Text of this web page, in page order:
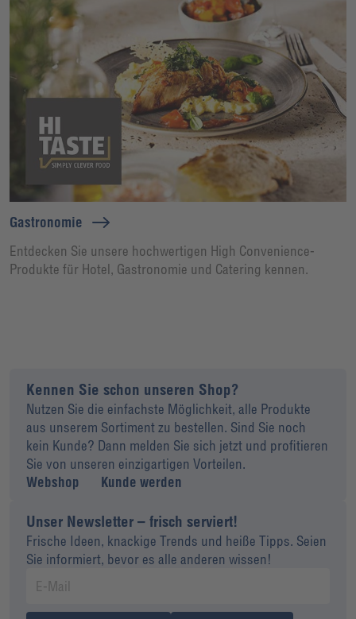
Gastronomie
Entdecken Sie unsere hochwertigen High Convenience-
Produkte für Hotel, Gastronomie und Catering kennen.
Kennen Sie schon unseren Shop?
Nutzen Sie die einfachste Möglichkeit, alle Produkte
aus unserem Sortiment zu bestellen. Sind Sie noch
kein Kunde? Dann melden Sie sich jetzt und profitieren
Sie von unseren einzigartigen Vorteilen.
Webshop
Kunde werden
Unser Newsletter – frisch serviert!
Frische Ideen, knackige Trends und heiße Tipps. Seien
Sie informiert, bevor es alle anderen wissen!